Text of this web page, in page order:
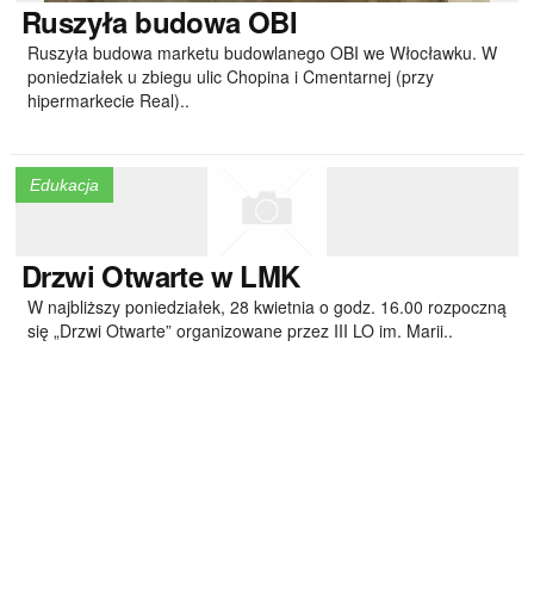
Ruszyłabudowa OBI
Ruszyła budowa marketu budowlanego OBI we Włocławku. W
poniedziałek u zbiegu ulic Chopina i Cmentarnej (przy
hipermarkecie Real)..
Edukacja
Drzwi Otwarte w LMK
W najbliższy poniedziałek, 28 kwietnia o godz. 16.00 rozpoczną
się „Drzwi Otwarte” organizowane przez III LO im. Marii..